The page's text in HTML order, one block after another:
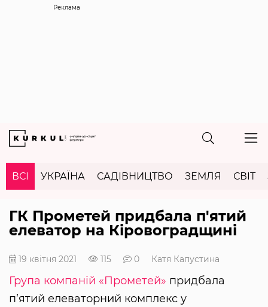
Реклама
ВСІ УКРАЇНА САДІВНИЦТВО ЗЕМЛЯ СВІТ
ГК Прометей придбала п'ятий
елеватор на Кіровоградщині
19 квітня 2021 115 0 Катя Капустина
Група компаній «Прометей» придбала
п’ятий елеваторний комплекс у